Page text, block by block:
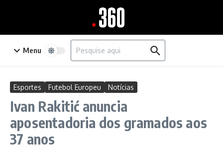
Menu
Procurar por:
Esportes Futebol Europeu Notícias
Ivan Rakitić anuncia
aposentadoria dos gramados aos
37 anos